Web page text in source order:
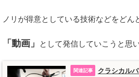
ノリが得意としている技術などをどん
「動画」 として発信していこうと思
クラシカル